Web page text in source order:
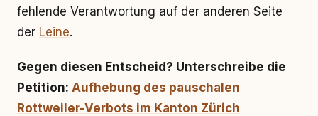
fehlende Verantwortung auf der anderen Seite
der Leine.
Gegen diesen Entscheid? Unterschreibe die
Petition: Aufhebung des pauschalen
Rottweiler-Verbots im Kanton Zürich